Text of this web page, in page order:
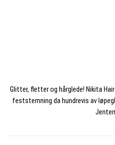
Glitter, fletter og hårglede! Nikita
feststemning da hundrevis av